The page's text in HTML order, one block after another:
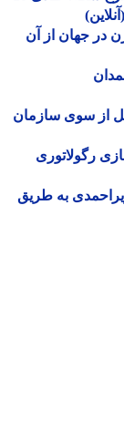
165 میلیون زن در جهان از آن
الملل از سوی سازمان
رگولاتوری
بویراحمدی به طریق